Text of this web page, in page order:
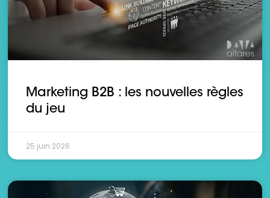
Marketing B2B : les nouvelles règles
du jeu
25 juin 2026